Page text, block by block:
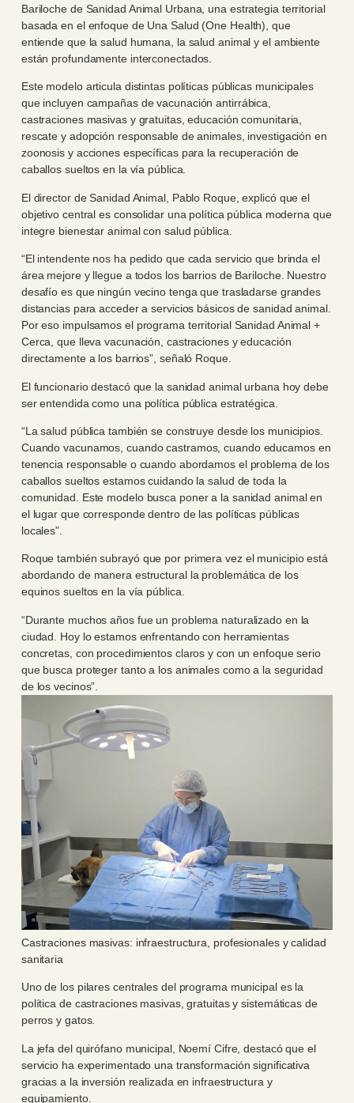
Bariloche de Sanidad Animal Urbana, una estrategia territorial
basada en el enfoque de Una Salud (One Health), que
entiende que la salud humana, la salud animal y el ambiente
están profundamente interconectados.
Este modelo articula distintas políticas públicas municipales
que incluyen campañas de vacunación antirrábica,
castraciones masivas y gratuitas, educación comunitaria,
rescate y adopción responsable de animales, investigación en
zoonosis y acciones específicas para la recuperación de
caballos sueltos en la vía pública.
El director de Sanidad Animal, Pablo Roque, explicó que el
objetivo central es consolidar una política pública moderna que
integre bienestar animal con salud pública.
“El intendente nos ha pedido que cada servicio que brinda el
área mejore y llegue a todos los barrios de Bariloche. Nuestro
desafío es que ningún vecino tenga que trasladarse grandes
distancias para acceder a servicios básicos de sanidad animal.
Por eso impulsamos el programa territorial Sanidad Animal +
Cerca, que lleva vacunación, castraciones y educación
directamente a los barrios”, señaló Roque.
El funcionario destacó que la sanidad animal urbana hoy debe
ser entendida como una política pública estratégica.
“La salud pública también se construye desde los municipios.
Cuando vacunamos, cuando castramos, cuando educamos en
tenencia responsable o cuando abordamos el problema de los
caballos sueltos estamos cuidando la salud de toda la
comunidad. Este modelo busca poner a la sanidad animal en
el lugar que corresponde dentro de las políticas públicas
locales”.
Roque también subrayó que por primera vez el municipio está
abordando de manera estructural la problemática de los
equinos sueltos en la vía pública.
“Durante muchos años fue un problema naturalizado en la
ciudad. Hoy lo estamos enfrentando con herramientas
concretas, con procedimientos claros y con un enfoque serio
que busca proteger tanto a los animales como a la seguridad
de los vecinos”.
Castraciones masivas: infraestructura, profesionales y calidad
sanitaria
Uno de los pilares centrales del programa municipal es la
política de castraciones masivas, gratuitas y sistemáticas de
perros y gatos.
La jefa del quirófano municipal, Noemí Cifre, destacó que el
servicio ha experimentado una transformación significativa
gracias a la inversión realizada en infraestructura y
equipamiento.